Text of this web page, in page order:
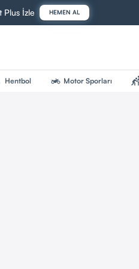
Plus İzle HEMEN AL
Hentbol two_wheeler Motor Sporları